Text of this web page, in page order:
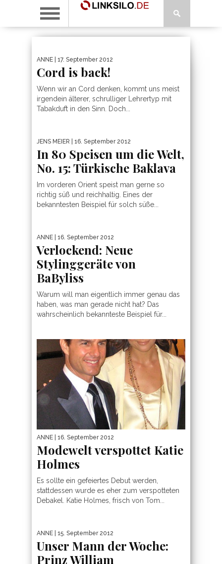
ANNE | 17. September 2012
Cord is back!
Wenn wir an Cord denken, kommt uns meist
irgendein älterer, schrulliger Lehrertyp mit
Tabakduft in den Sinn. Doch...
JENS MEIER | 16. September 2012
In 80 Speisen um die Welt,
No. 15: Türkische Baklava
Im vorderen Orient speist man gerne so
richtig süß und reichhaltig. Eines der
bekanntesten Beispiel für solch süße...
ANNE | 16. September 2012
Verlockend: Neue
Stylinggeräte von
BaByliss
Warum will man eigentlich immer genau das
haben, was man gerade nicht hat? Das
wahrscheinlich bekannteste Beispiel für...
ANNE | 16. September 2012
Modewelt verspottet Katie
Holmes
Es sollte ein gefeiertes Debut werden,
stattdessen wurde es eher zum verspotteten
Debakel. Katie Holmes, frisch von Tom...
ANNE | 15. September 2012
Unser Mann der Woche:
Prinz William